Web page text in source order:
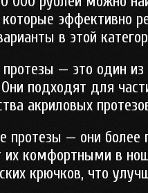
которые эффективно
в этой
— это один
Они подходят для
акриловых
протезы — они более
их комфортными в
крючков, что